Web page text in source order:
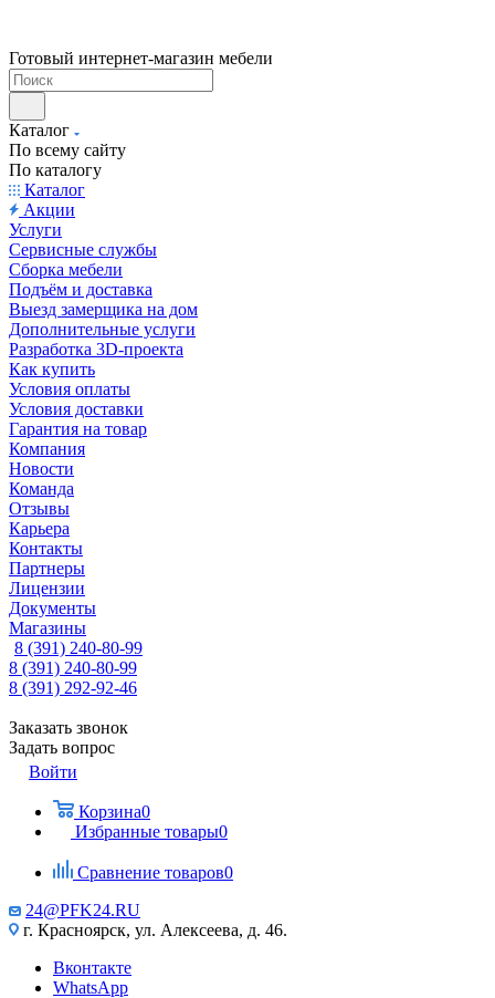
Готовый интернет-магазин мебели
Каталог
По всему сайту
По каталогу
Каталог
Акции
Услуги
Сервисные службы
Сборка мебели
Подъём и доставка
Выезд замерщика на дом
Дополнительные услуги
Разработка 3D-проекта
Как купить
Условия оплаты
Условия доставки
Гарантия на товар
Компания
Новости
Команда
Отзывы
Карьера
Контакты
Партнеры
Лицензии
Документы
Магазины
8 (391) 240-80-99
8 (391) 240-80-99
8 (391) 292-92-46
Заказать звонок
Задать вопрос
Войти
Корзина0
Избранные товары0
Сравнение товаров0
24@PFK24.RU
г. Красноярск, ул. Алексеева, д. 46.
Вконтакте
WhatsApp